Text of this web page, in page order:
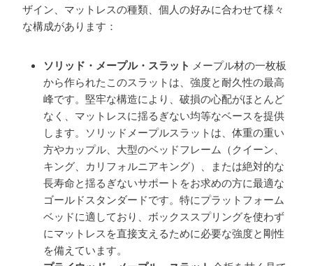
ザイン、マットレスの種類、個人の好みに合わせて様々
な構成があります：
ソリッド・メープル・スラット メープル材の一枚板
から作られたこのスラットは、強度と耐久性の最高
峰です。堅牢な構造により、破損の心配がほとんど
なく、マットレスに揺るぎない均等なベースを提供
します。ソリッドメープルスラットは、体重の重い
方やカップル、大型のベッドフレーム（クイーン、
キング、カリフォルニアキング）、または絶対的な
長寿命と揺るぎないサポートをお求めの方に最適な
ゴールドスタンダードです。特にプラットフォーム
ベッドに適しており、ボックススプリングを使わず
にマットレスを直接支えるために必要な強度と剛性
を備えています。